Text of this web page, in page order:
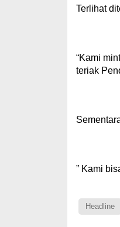
Terlihat
“Kami
teriak
” Kami
Headline